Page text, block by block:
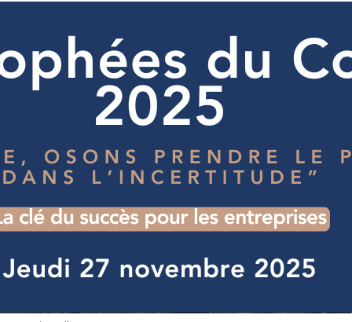
Exporter uniquement les colonnes affichées
S'informer
Trouver un consultant
Diffuser une mission
Conférences
Cliquez pour éditer